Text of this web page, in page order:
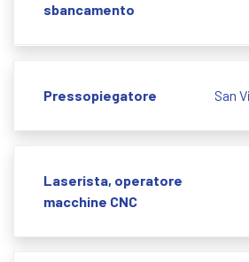
sbancamento
Pressopiegatore San
Laserista, operatore
macchine CNC